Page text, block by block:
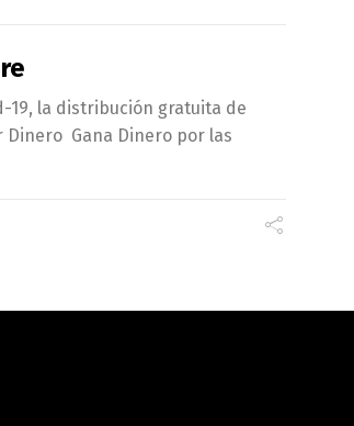
19, la distribución gratuita de
Dinero Gana Dinero por las